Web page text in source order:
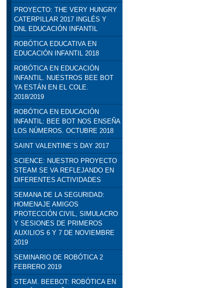
PROYECTO: THE VERY HUNGRY
CATERPILLAR 2017 INGLÉS Y
DNL EDUCACIÓN INFANTIL
ROBÓTICA EDUCATIVA EN
EDUCACIÓN INFANTIL 2018
ROBÓTICA EN EDUCACIÓN
INFANTIL. NUESTROS BEE BOT
YA ESTÁN EN EL COLE.
2018/2019
ROBÓTICA EN EDUCACIÓN
INFANTIL: BEE BOT NOS ENSEÑA
LOS NÚMEROS. OCTUBRE 2018
SAINT VALENTINE´S DAY 2017
SCIENCE: NUESTRO PROYECTO
STEAM SE VA REFLEJANDO EN
DIFERENTES ACTIVIDADES
SEMANA DE LA SEGURIDAD:
HOMENAJE AMIGOS
PROTECCIÓN CIVIL, SIMULACRO
Y SESIONES DE PRIMEROS
AUXILIOS 6 Y 7 DE NOVIEMBRE
2019
SEMINARIO DE ROBÓTICA 2
FEBRERO 2019
STEAM. BEEBOT: ROBÓTICA EN